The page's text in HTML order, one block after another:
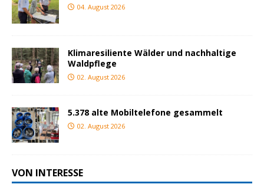
04. August 2026
Klimaresiliente Wälder und nachhaltige
Waldpflege
02. August 2026
5.378 alte Mobiltelefone gesammelt
02. August 2026
VON INTERESSE